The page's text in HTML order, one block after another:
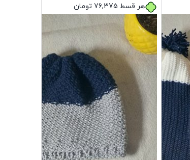
هر قسط 76,375 تومان